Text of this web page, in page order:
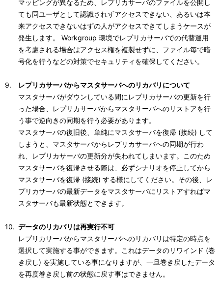
マッピングが異なるため、レプリカサーバのファイルを公開し
ても同ユーザとして認識されずアクセスできない、あるいは本
来アクセスできないはずの人がアクセスできてしまうケースが
発生します。 Workgroup 環境でレプリカサーバでの代替運用
を考慮される場合はアクセス権を複製せずに、ファイル毎で暗
号化を行うなどの対策でセキュリティを確保してください。
レプリカサーバからマスタサーバへのリカバリについて
マスタサーバがダウンしている間にレプリカサーバの更新を行
った場合、レプリカサーバからマスタサーバへのリストアを行
う事で逆向きの同期を行う必要があります。
マスタサーバの復旧後、単純にマスタサーバを復帰 (接続) して
しまうと、マスタサーバからレプリカサーバへの同期が行わ
れ、レプリカサーバの更新分が失われてしまいます。このため
マスタサーバを復帰させる際は、必ずシナリオを停止してから
マスタサーバを復帰 (接続) する様にしてください。その後、レ
プリカサーバの最新データをマスタサーバにリストアすればマ
スタサーバも最新状態とできます。
データのリカバリは再実行不可
レプリカサーバからマスタサーバへのリカバリは特定の時点を
選択して実施する事ができます。これはデータのリワインド (巻
き戻し) を実施している事になりますが、一旦巻き戻したデータ
を再度巻き戻し前の状態に戻す事はできません。